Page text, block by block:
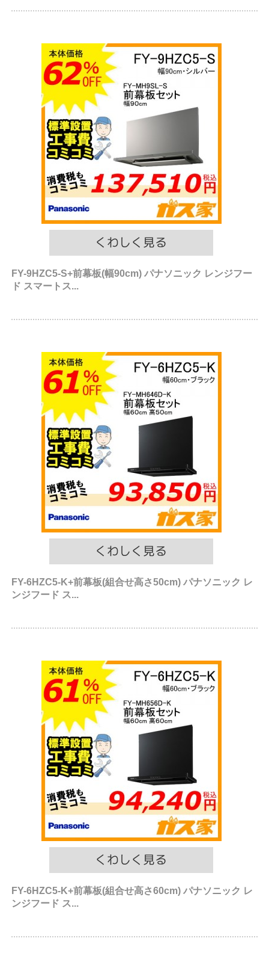
FY-9HZC5-S+前幕板(幅90cm) パナソニック レンジフー
ド スマートス...
FY-6HZC5-K+前幕板(組合せ高さ50cm) パナソニック レ
ンジフード ス...
FY-6HZC5-K+前幕板(組合せ高さ60cm) パナソニック レ
ンジフード ス...